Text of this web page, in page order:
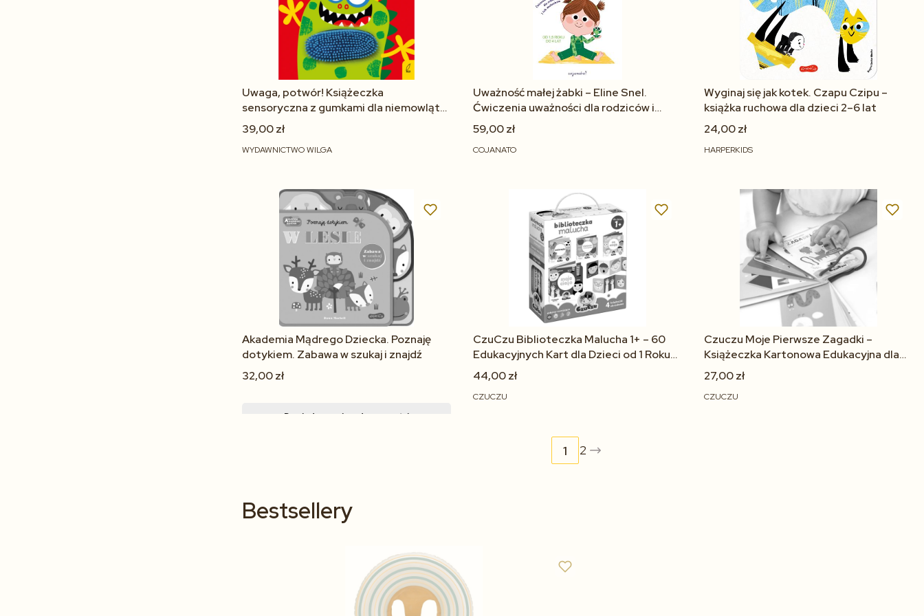
Uwaga, potwór! Książeczka
sensoryczna z gumkami dla niemowląt
0–2 lat
39,00 zł
WYDAWNICTWO WILGA
Do koszyka
Uważność małej żabki – Eline Snel.
Ćwiczenia uważności dla rodziców i
maluchów
59,00 zł
COJANATO
Do koszyka
Wyginaj się jak kotek. Czapu Czipu –
książka ruchowa dla dzieci 2–6 lat
24,00 zł
HARPERKIDS
Do koszyka
Akademia Mądrego Dziecka. Poznaję
dotykiem. Zabawa w szukaj i znajdź
32,00 zł
Powiadom mnie o dostępności
CzuCzu Biblioteczka Malucha 1+ – 60
Edukacyjnych Kart dla Dzieci od 1 Roku
Życia
44,00 zł
CZUCZU
Powiadom mnie o dostępności
Czuczu Moje Pierwsze Zagadki –
Książeczka Kartonowa Edukacyjna dla
Dzieci 18m+
27,00 zł
CZUCZU
2
Bestsellery